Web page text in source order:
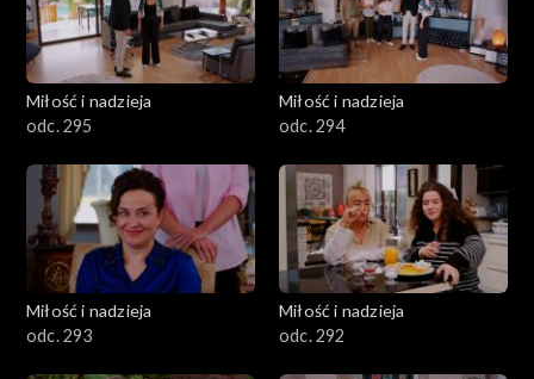
Miłość i nadzieja
odc. 295
Miłość i nadzieja
odc. 294
Miłość i nadzieja
odc. 293
Miłość i nadzieja
odc. 292